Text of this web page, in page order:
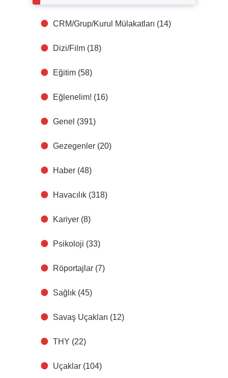
CRM/Grup/Kurul Mülakatları (14)
Dizi/Film (18)
Eğitim (58)
Eğlenelim! (16)
Genel (391)
Gezegenler (20)
Haber (48)
Havacılık (318)
Kariyer (8)
Psikoloji (33)
Röportajlar (7)
Sağlık (45)
Savaş Uçakları (12)
THY (22)
Uçaklar (104)